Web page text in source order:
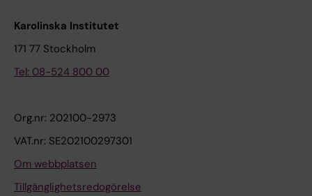
Karolinska Institutet
171 77 Stockholm
Tel: 08-524 800 00
Org.nr: 202100-2973
VAT.nr: SE202100297301
Om webbplatsen
Tillgänglighetsredogörelse